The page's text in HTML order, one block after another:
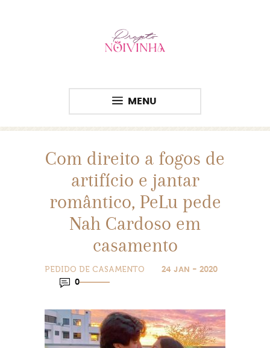
MENU
Com direito a fogos de
artifício e jantar
romântico, PeLu pede
Nah Cardoso em
casamento
PEDIDO DE CASAMENTO
24 JAN - 2020
0